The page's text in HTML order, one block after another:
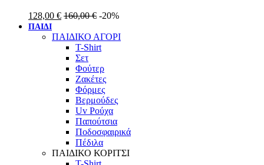
128,00 € 160,00€ -20%
ΠΑΙΔΙ
ΠΑΙΔΙΚΟ ΑΓΟΡΙ
T-Shirt
Σετ
Φούτερ
Ζακέτες
Φόρμες
Βερμούδες
Uv Ρούχα
Παπούτσια
Ποδοσφαιρικά
Πέδιλα
ΠΑΙΔΙΚΟ ΚΟΡΙΤΣΙ